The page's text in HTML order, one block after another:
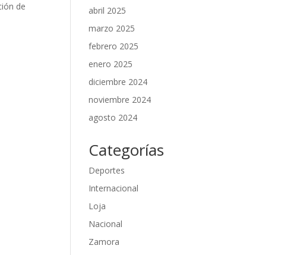
de
abril 2025
marzo 2025
febrero 2025
enero 2025
diciembre 2024
noviembre 2024
agosto 2024
Categorías
Deportes
Internacional
Loja
Nacional
Zamora